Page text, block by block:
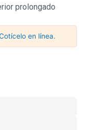
prolongado
en línea.